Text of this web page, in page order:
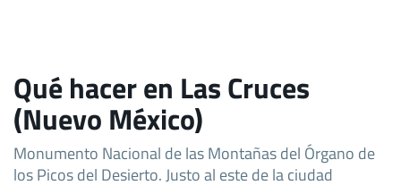
Qué hacer en Las Cruces
(Nuevo México)
Monumento Nacional de las Montañas del Órgano de
los Picos del Desierto. Justo al este de la ciudad